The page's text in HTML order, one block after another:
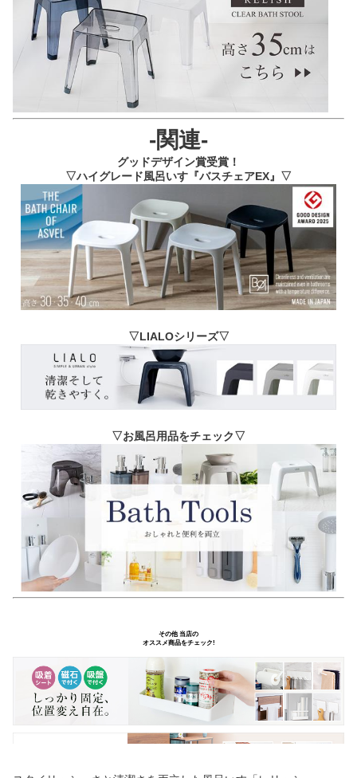
-関連-
グッドデザイン賞受賞！
▽ハイグレード風呂いす『バスチェアEX』▽
▽LIALOシリーズ▽
▽お風呂用品をチェック▽